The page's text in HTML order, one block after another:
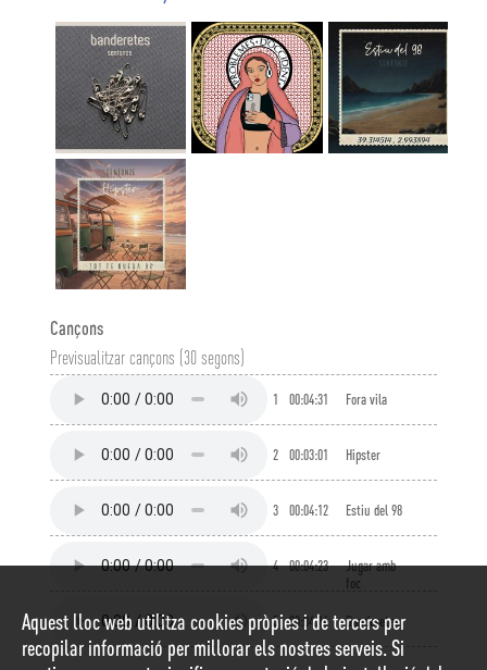
Cançons
Previsualitzar cançons (30 segons)
1 00:04:31 Fora vila
2 00:03:01 Hipster
3 00:04:12 Estiu del 98
4 00:04:23
Jugar amb
foc
5 00:04:16 Banderetes
Aquest lloc web utilitza cookies pròpies i de tercers per
recopilar informació per millorar els nostres serveis. Si